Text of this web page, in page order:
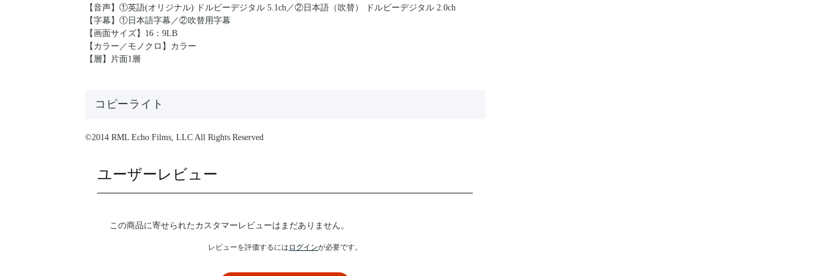
【音声】①英語(オリジナル) ドルビーデジタル 5.1ch／②日本語（吹替） ドルビーデジタル 2.0ch
【字幕】①日本語字幕／②吹替用字幕
【画面サイズ】16：9LB
【カラー／モノクロ】カラー
【層】片面1層
コピーライト
©2014 RML Echo Films, LLC All Rights Reserved
ユーザーレビュー
この商品に寄せられたカスタマーレビューはまだありません。
レビューを評価するには ログインが必要です。